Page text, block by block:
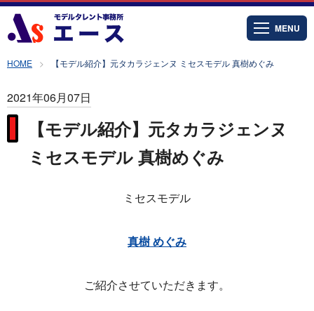
MENU
HOME 【モデル紹介】元タカラジェンヌ ミセスモデル 真樹めぐみ
2021年06月07日
【モデル紹介】元タカラジェンヌ
ミセスモデル 真樹めぐみ
ミセスモデル
真樹 めぐみ
ご紹介させていただきます。